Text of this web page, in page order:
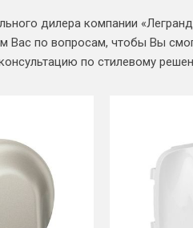
дилера компании
Вас по вопросам, чтобы Вы
по стилевому